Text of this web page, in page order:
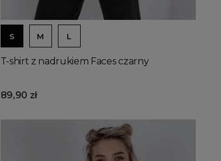
Dodaj do koszyka
S M L
T-shirt z nadrukiem Faces czarny
89,90 zł